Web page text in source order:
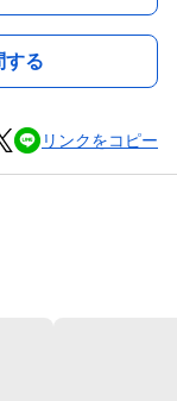
する
リンクをコピー